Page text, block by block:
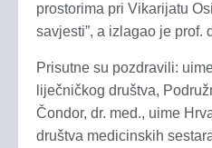
prostorima pri Vikarijatu
savjesti”, a izlagao je prof.
Prisutne su pozdravili:
liječničkog društva,
Čondor, dr. med., uime
društva medicinskih